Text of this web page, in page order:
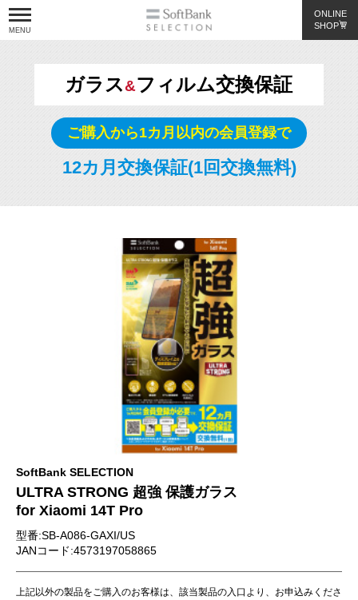
ONLINE
SHOP
About us
機種から探す
ガラス&フィルム交換保証
ご購入から1カ月以内の会員登録で
12カ月交換保証(1回交換無料)
SoftBank SELECTION
ULTRA STRONG 超強 保護ガラス
for Xiaomi 14T Pro
型番:SB-A086-GAXI/US
JANコード:4573197058865
上記以外の製品をご購入のお客様は、該当製品の入口より、お申込みくださ